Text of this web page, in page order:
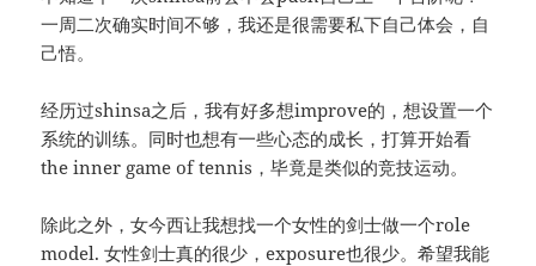
一周二次确实时间不够，我还是很需要私下自己体会，自
己悟。
经历过shinsa之后，我有好多想improve的，想设置一个
系统的训练。同时也想有一些心态的成长，打算开始看
the inner game of tennis，毕竟是类似的竞技运动。
除此之外，女今西让我想找一个女性的剑士做一个role
model. 女性剑士真的很少，exposure也很少。希望我能